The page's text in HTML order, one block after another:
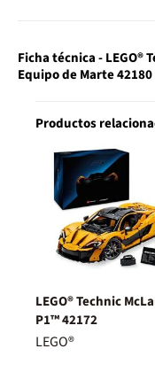
Ficha técnica - LEGO®
Equipo de Marte 42180
Productos
LEGO® Technic
P1™ 42172
LEGO®